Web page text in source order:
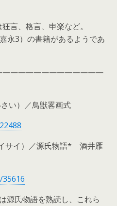
言、格言、申楽など。
永3）の書籍があるようであ
さい）／鳥獣畧画式
サイ）／源氏物語* 酒井雁
氏物語を熟読し、これら